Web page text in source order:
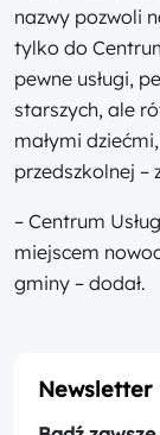
nazwy pozwoli
tylko do
pewne usługi,
starszych, ale
małymi
przedszkolnej –
– Centrum
miejscem
gminy – dodał.
Newsletter